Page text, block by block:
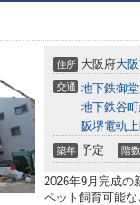
住所 大阪府大
交通 地下鉄御
地下鉄谷
阪堺電軌
築年 予定 階数
2026年9月完成の
ペット飼育可能